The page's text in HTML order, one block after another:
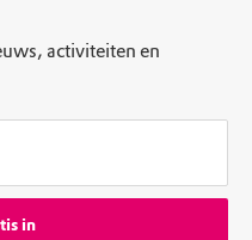
activiteiten en
in